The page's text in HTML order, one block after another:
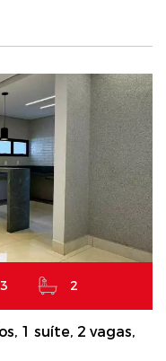
3 2
1 suíte, 2 vagas,